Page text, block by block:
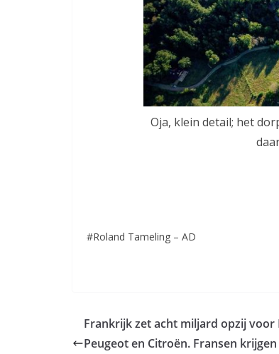
Oja, klein detail; het
#Roland Tameling – AD
Frankrijk zet acht miljard opzij voor
Peugeot en Citroën. Fransen